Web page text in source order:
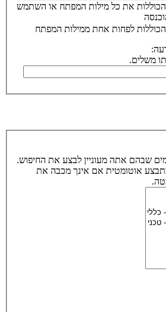
את כל מילות המפתח או השתמש
לפחות אחת ממילות המפתח
משלים.
שבהם אתה מעוניין לבצע את החיפוש.
אוטומטית אם אינך מכבה את